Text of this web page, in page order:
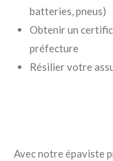
batteries, pneus)
Obtenir un
préfecture
Résilier votre
Avec notre épaviste